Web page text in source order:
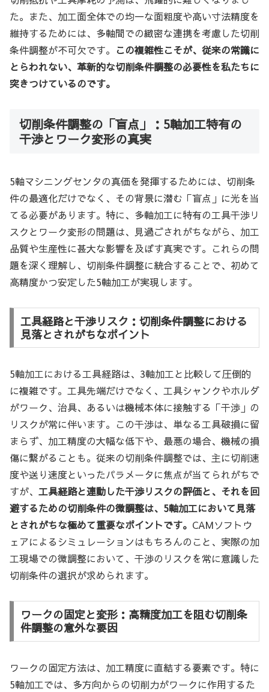
た。また、加工面全体での均一な面粗度や高い寸法精度を
維持するためには、多軸間での緻密な連携を考慮した切削
条件調整が不可欠です。 この複雑性こそが、従来の常識に
とらわれない、革新的な切削条件調整の必要性を私たちに
突きつけているのです。
切削条件調整の「盲点」：5軸加工特有の
干渉とワーク変形の真実
5軸マシニングセンタの真価を発揮するためには、切削条
件の最適化だけでなく、その背景に潜む「盲点」に光を当
てる必要があります。特に、多軸加工に特有の工具干渉リ
スクとワーク変形の問題は、見過ごされがちながら、加工
品質や生産性に甚大な影響を及ぼす真実です。これらの問
題を深く理解し、切削条件調整に統合することで、初めて
高精度かつ安定した5軸加工が実現します。
工具経路と干渉リスク：切削条件調整における
見落とされがちなポイント
5軸加工における工具経路は、3軸加工と比較して圧倒的
に複雑です。工具先端だけでなく、工具シャンクやホルダ
がワーク、治具、あるいは機械本体に接触する「干渉」の
リスクが常に伴います。この干渉は、単なる工具破損に留
まらず、加工精度の大幅な低下や、最悪の場合、機械の損
傷に繋がることも。従来の切削条件調整では、主に切削速
度や送り速度といったパラメータに焦点が当てられがちで
すが、 工具経路と連動した干渉リスクの評価と、それを回
避するための切削条件の微調整は、5軸加工において見落
とされがちな極めて重要なポイントです。 CAMソフトウ
ェアによるシミュレーションはもちろんのこと、実際の加
工現場での微調整において、干渉のリスクを常に意識した
切削条件の選択が求められます。
ワークの固定と変形：高精度加工を阻む切削条
件調整の意外な要因
ワークの固定方法は、加工精度に直結する要素です。特に
5軸加工では、多方向からの切削力がワークに作用するた